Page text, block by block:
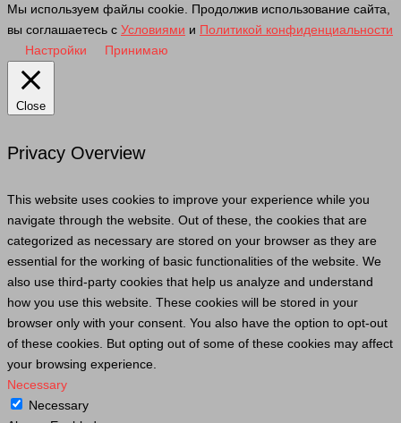
Мы используем файлы cookie. Продолжив использование сайта,
вы соглашаетесь с Условиями и Политикой конфиденциальности
Настройки
Принимаю
Close
Privacy Overview
This website uses cookies to improve your experience while you
navigate through the website. Out of these, the cookies that are
categorized as necessary are stored on your browser as they are
essential for the working of basic functionalities of the website. We
also use third-party cookies that help us analyze and understand
how you use this website. These cookies will be stored in your
browser only with your consent. You also have the option to opt-out
of these cookies. But opting out of some of these cookies may affect
your browsing experience.
Necessary
Necessary